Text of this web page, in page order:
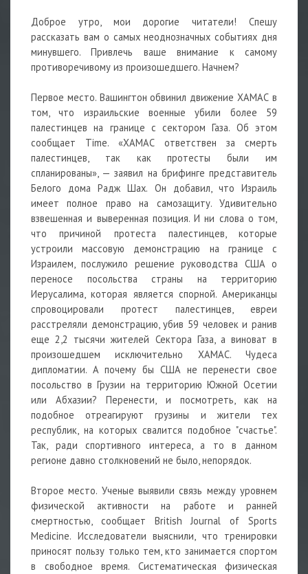
Доброе утро, мои дорогие читатели! Спешу
рассказать вам о самых неоднозначных событиях дня
минувшего. Привлечь ваше внимание к самому
противоречивому из произошедшего. Начнем?
Первое место. Вашингтон обвинил движение ХАМАС в
том, что израильские военные убили более 59
палестинцев на границе с сектором Газа. Об этом
сообщает Time. «ХАМАС ответствен за смерть
палестинцев, так как протесты были им
спланированы», — заявил на брифинге представитель
Белого дома Радж Шах. Он добавил, что Израиль
имеет полное право на самозащиту. Удивительно
взвешенная и выверенная позиция. И ни слова о том,
что причиной протеста палестинцев, которые
устроили массовую демонстрацию на границе с
Израилем, послужило решение руководства США о
переносе посольства страны на территорию
Иерусалима, которая является спорной. Американцы
спровоцировали протест палестинцев, евреи
расстреляли демонстрацию, убив 59 человек и ранив
еще 2,2 тысячи жителей Сектора Газа, а виноват в
произошедшем исключительно ХАМАС. Чудеса
дипломатии. А почему бы США не перенести свое
посольство в Грузии на территорию Южной Осетии
или Абхазии? Перенести, и посмотреть, как на
подобное отреагируют грузины и жители тех
республик, на которых свалится подобное "счастье".
Так, ради спортивного интереса, а то в данном
регионе давно столкновений не было, непорядок.
Второе место. Ученые выявили связь между уровнем
физической активности на работе и ранней
смертностью, сообщает British Journal of Sports
Medicine. Исследователи выяснили, что тренировки
приносят пользу только тем, кто занимается спортом
в свободное время. Систематическая физическая